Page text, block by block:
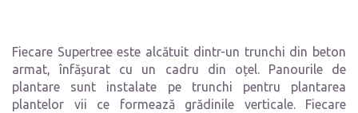
Fiecare Supertree este alcătuit dintr-un trunchi din beton
armat, înfășurat cu un cadru din oțel. Panourile de
plantare sunt instalate pe trunchi pentru plantarea
plantelor vii ce formează grădinile verticale. Fiecare